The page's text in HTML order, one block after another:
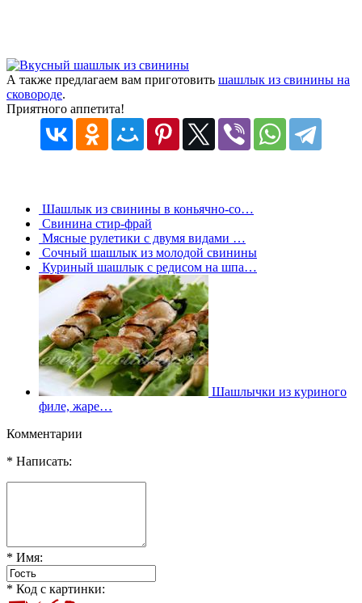
А также предлагаем вам приготовить шашлык из свинины на
сковороде.
Приятного аппетита!
Шашлык из свинины в коньячно-со…
Свинина стир-фрай
Мясные рулетики с двумя видами …
Сочный шашлык из молодой свинины
Куриный шашлык с редисом на шпа…
Шашлычки из куриного
филе, жаре…
Комментарии
* Написать:
* Имя:
* Код с картинки: